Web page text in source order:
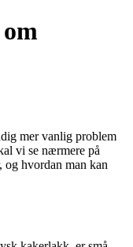
mer vanlig problem
vi se nærmere på
og hvordan man kan